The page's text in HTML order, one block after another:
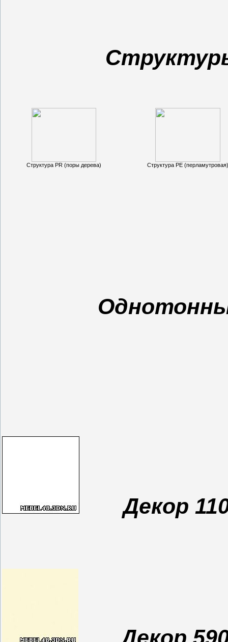
Структура PR (поры дерева) Структура PE (перламутровая)
Декор